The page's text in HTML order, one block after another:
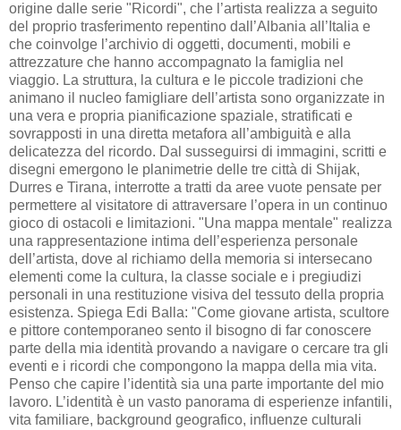
origine dalle serie "Ricordi", che l’artista realizza a seguito
del proprio trasferimento repentino dall’Albania all’Italia e
che coinvolge l’archivio di oggetti, documenti, mobili e
attrezzature che hanno accompagnato la famiglia nel
viaggio. La struttura, la cultura e le piccole tradizioni che
animano il nucleo famigliare dell’artista sono organizzate in
una vera e propria pianificazione spaziale, stratificati e
sovrapposti in una diretta metafora all’ambiguità e alla
delicatezza del ricordo. Dal susseguirsi di immagini, scritti e
disegni emergono le planimetrie delle tre città di Shijak,
Durres e Tirana, interrotte a tratti da aree vuote pensate per
permettere al visitatore di attraversare l’opera in un continuo
gioco di ostacoli e limitazioni. "Una mappa mentale" realizza
una rappresentazione intima dell’esperienza personale
dell’artista, dove al richiamo della memoria si intersecano
elementi come la cultura, la classe sociale e i pregiudizi
personali in una restituzione visiva del tessuto della propria
esistenza. Spiega Edi Balla: "Come giovane artista, scultore
e pittore contemporaneo sento il bisogno di far conoscere
parte della mia identità provando a navigare o cercare tra gli
eventi e i ricordi che compongono la mappa della mia vita.
Penso che capire l’identità sia una parte importante del mio
lavoro. L’identità è un vasto panorama di esperienze infantili,
vita familiare, background geografico, influenze culturali